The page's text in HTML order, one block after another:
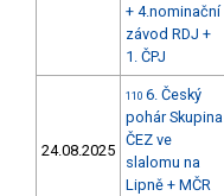
+ 4.nominační
závod RDJ +
1. ČPJ
24.08.2025
110 6. Český
pohár Skupina
ČEZ ve
slalomu na
Lipně + MČR